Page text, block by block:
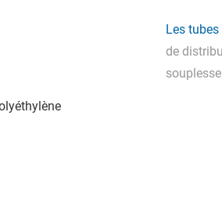
Les
de